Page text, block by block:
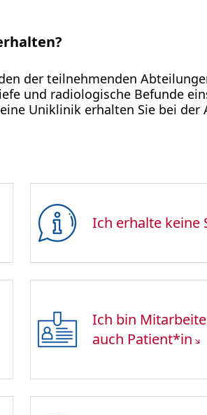
der teilnehmenden
und radiologische Befunde
Uniklinik erhalten Sie bei der
Ich erhalte keine
Ich bin
auch Patient*in